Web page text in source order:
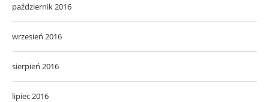
październik 2016
wrzesień 2016
sierpień 2016
lipiec 2016